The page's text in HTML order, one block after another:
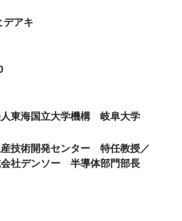
デアキ
人東海国立大学機構 岐阜大学
技術開発センター 特任教授／
会社デンソー 半導体部門部長